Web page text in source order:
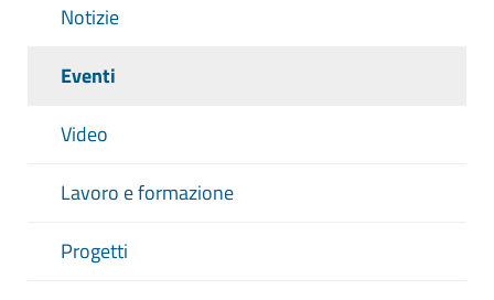
Notizie
Eventi
Video
Lavoro e formazione
Progetti